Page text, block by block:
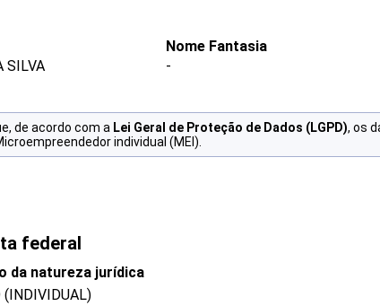
SILVA
Nome Fantasia
-
de acordo com a Lei Geral de Proteção de Dados (LGPD), os
individual (MEI).
federal
da natureza jurídica
(INDIVIDUAL)